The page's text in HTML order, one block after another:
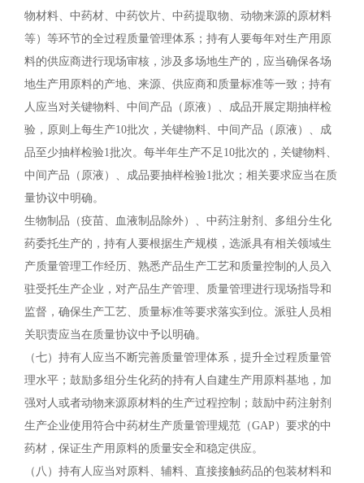
物材料、中药材、中药饮片、中药提取物、动物来源的原材料
等）等环节的全过程质量管理体系；持有人要每年对生产用原
料的供应商进行现场审核，涉及多场地生产的，应当确保各场
地生产用原料的产地、来源、供应商和质量标准等一致；持有
人应当对关键物料、中间产品（原液）、成品开展定期抽样检
验，原则上每生产10批次，关键物料、中间产品（原液）、成
品至少抽样检验1批次。每半年生产不足10批次的，关键物料、
中间产品（原液）、成品要抽样检验1批次；相关要求应当在质
量协议中明确。
生物制品（疫苗、血液制品除外）、中药注射剂、多组分生化
药委托生产的，持有人要根据生产规模，选派具有相关领域生
产质量管理工作经历、熟悉产品生产工艺和质量控制的人员入
驻受托生产企业，对产品生产管理、质量管理进行现场指导和
监督，确保生产工艺、质量标准等要求落实到位。派驻人员相
关职责应当在质量协议中予以明确。
（七）持有人应当不断完善质量管理体系，提升全过程质量管
理水平；鼓励多组分生化药的持有人自建生产用原料基地，加
强对人或者动物来源原材料的生产过程控制；鼓励中药注射剂
生产企业使用符合中药材生产质量管理规范（GAP）要求的中
药材，保证生产用原料的质量安全和稳定供应。
（八）持有人应当对原料、辅料、直接接触药品的包装材料和